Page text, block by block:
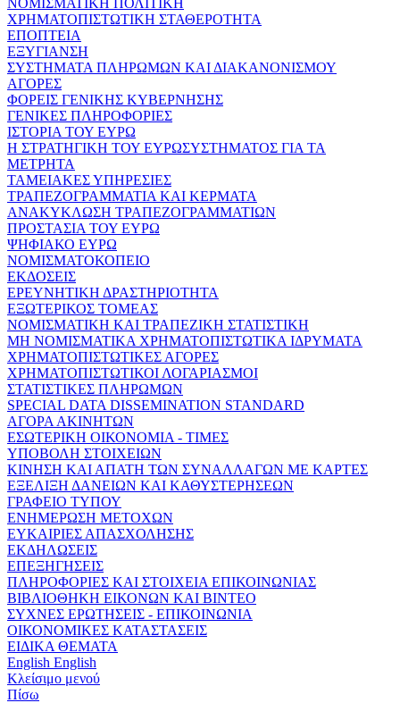
ΧΡΗΜΑΤΟΠΙΣΤΩΤΙΚΗ ΣΤΑΘΕΡΟΤΗΤΑ
ΕΠΟΠΤΕΙΑ
ΕΞΥΓΙΑΝΣΗ
ΣΥΣΤΗΜΑΤΑ ΠΛΗΡΩΜΩΝ ΚΑΙ ΔΙΑΚΑΝΟΝΙΣΜΟΥ
ΑΓΟΡΕΣ
ΦΟΡΕΙΣ ΓΕΝΙΚΗΣ ΚΥΒΕΡΝΗΣΗΣ
ΓΕΝΙΚΕΣ ΠΛΗΡΟΦΟΡΙΕΣ
ΙΣΤΟΡΙΑ ΤΟΥ ΕΥΡΩ
Η ΣΤΡΑΤΗΓΙΚΗ ΤΟΥ ΕΥΡΩΣΥΣΤΗΜΑΤΟΣ ΓΙΑ ΤΑ
ΜΕΤΡΗΤΑ
ΤΑΜΕΙΑΚΕΣ ΥΠΗΡΕΣΙΕΣ
ΤΡΑΠΕΖΟΓΡΑΜΜΑΤΙΑ ΚΑΙ ΚΕΡΜΑΤΑ
ΑΝΑΚΥΚΛΩΣΗ ΤΡΑΠΕΖΟΓΡΑΜΜΑΤΙΩΝ
ΠΡΟΣΤΑΣΙΑ ΤΟΥ ΕΥΡΩ
ΨΗΦΙΑΚΟ ΕΥΡΩ
ΝΟΜΙΣΜΑΤΟΚΟΠΕΙΟ
ΕΚΔΟΣΕΙΣ
ΕΡΕΥΝΗΤΙΚΗ ΔΡΑΣΤΗΡΙΟΤΗΤΑ
ΕΞΩΤΕΡΙΚΟΣ ΤΟΜΕΑΣ
ΝΟΜΙΣΜΑΤΙΚΗ ΚΑΙ ΤΡΑΠΕΖΙΚΗ ΣΤΑΤΙΣΤΙΚΗ
ΜΗ ΝΟΜΙΣΜΑΤΙΚΑ ΧΡΗΜΑΤΟΠΙΣΤΩΤΙΚΑ ΙΔΡΥΜΑΤΑ
ΧΡΗΜΑΤΟΠΙΣΤΩΤΙΚΕΣ ΑΓΟΡΕΣ
ΧΡΗΜΑΤΟΠΙΣΤΩΤΙΚΟΙ ΛΟΓΑΡΙΑΣΜΟΙ
ΣΤΑΤΙΣΤΙΚΕΣ ΠΛΗΡΩΜΩΝ
SPECIAL DATA DISSEMINATION STANDARD
ΑΓΟΡΑ ΑΚΙΝΗΤΩΝ
ΕΣΩΤΕΡΙΚΗ ΟΙΚΟΝΟΜΙΑ - ΤΙΜΕΣ
ΥΠΟΒΟΛΗ ΣΤΟΙΧΕΙΩΝ
ΚΙΝΗΣΗ ΚΑΙ ΑΠΑΤΗ ΤΩΝ ΣΥΝΑΛΛΑΓΩΝ ΜΕ ΚΑΡΤΕΣ
ΕΞΕΛΙΞΗ ΔΑΝΕΙΩΝ ΚΑΙ ΚΑΘΥΣΤΕΡΗΣΕΩΝ
ΓΡΑΦΕΙΟ ΤΥΠΟΥ
ΕΝΗΜΕΡΩΣΗ ΜΕΤΟΧΩΝ
ΕΥΚΑΙΡΙΕΣ ΑΠΑΣΧΟΛΗΣΗΣ
ΕΚΔΗΛΩΣΕΙΣ
ΕΠΕΞΗΓΗΣΕΙΣ
ΠΛΗΡΟΦΟΡΙΕΣ ΚΑΙ ΣΤΟΙΧΕΙΑ ΕΠΙΚΟΙΝΩΝΙΑΣ
ΒΙΒΛΙΟΘΗΚΗ ΕΙΚΟΝΩΝ ΚΑΙ ΒΙΝΤΕΟ
ΣΥΧΝΕΣ ΕΡΩΤΗΣΕΙΣ - ΕΠΙΚΟΙΝΩΝΙΑ
ΟΙΚΟΝΟΜΙΚΕΣ ΚΑΤΑΣΤΑΣΕΙΣ
ΕΙΔΙΚΑ ΘΕΜΑΤΑ
English English
Κλείσιμο μενού
Πίσω